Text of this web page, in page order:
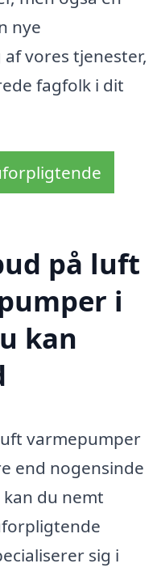
nye
vores tjenester,
fagfolk i dit
på luft
i
kan
varmepumper
end nogensinde
du nemt
sig i